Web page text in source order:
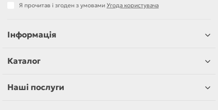
Я прочитав і згоден з умовами Угода користувача
Інформація
Каталог
Наші послуги